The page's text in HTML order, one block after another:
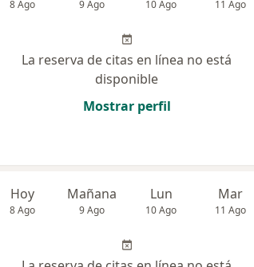
8 Ago 9 Ago 10 Ago 11 Ago
La reserva de citas en línea no está
disponible
Mostrar perfil
Hoy
8 Ago
Mañana
9 Ago
Lun
10 Ago
Mar
11 Ago